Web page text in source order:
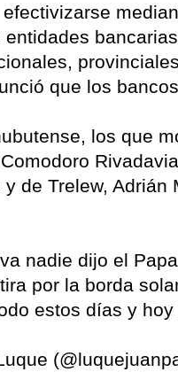
entidades
que los
los que
y de Trelew,
nadie dijo el
por la borda
estos días y